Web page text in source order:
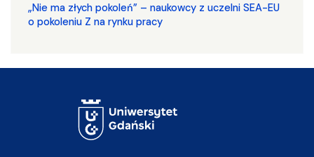
„Nie ma złych pokoleń” – naukowcy z uczelni SEA-EU
o pokoleniu Z na rynku pracy